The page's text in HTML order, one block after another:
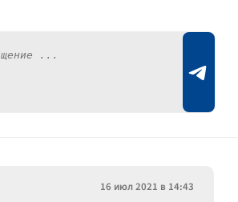
16 июл 2021 в 14:43